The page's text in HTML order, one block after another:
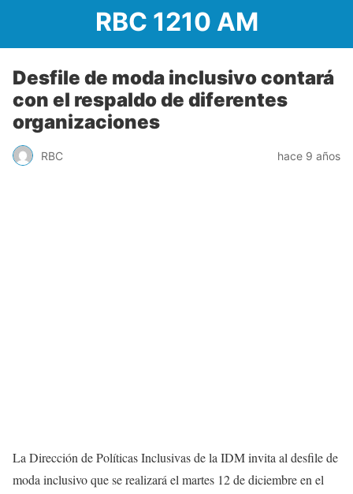
RBC 1210 AM
Desfile de moda inclusivo contará
con el respaldo de diferentes
organizaciones
RBC hace 9 años
La Dirección de Políticas Inclusivas de la IDM invita al desfile de
moda inclusivo que se realizará el martes 12 de diciembre en el